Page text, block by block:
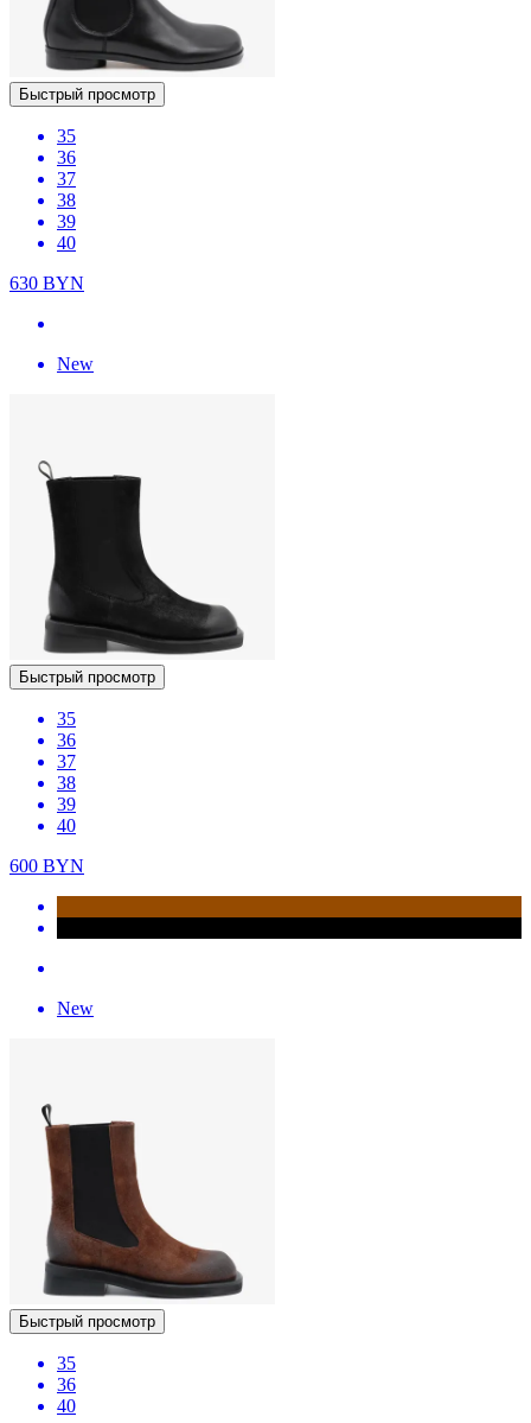
Быстрый просмотр
35
36
37
38
39
40
630 BYN
New
Быстрый просмотр
35
36
37
38
39
40
600 BYN
New
Быстрый просмотр
35
36
40